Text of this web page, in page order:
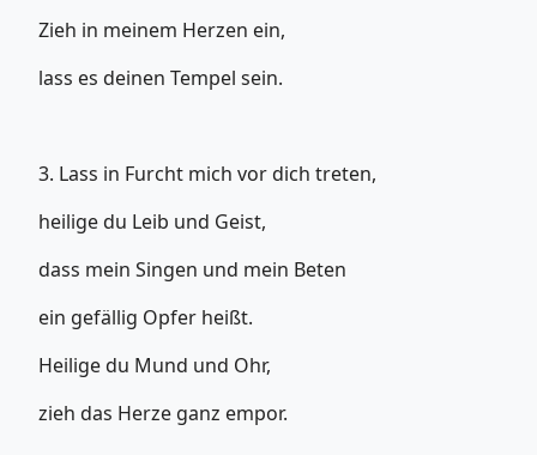
Zieh in meinem Herzen ein,
lass es deinen Tempel sein.
3. Lass in Furcht mich vor dich treten,
heilige du Leib und Geist,
dass mein Singen und mein Beten
ein gefällig Opfer heißt.
Heilige du Mund und Ohr,
zieh das Herze ganz empor.